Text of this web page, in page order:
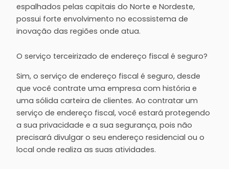
espalhados pelas capitais do Norte e Nordeste,
possui forte envolvimento no ecossistema de
inovação das regiões onde atua.
O serviço terceirizado de endereço fiscal é seguro?
Sim, o serviço de endereço fiscal é seguro, desde
que você contrate uma empresa com história e
uma sólida carteira de clientes. Ao contratar um
serviço de endereço fiscal, você estará protegendo
a sua privacidade e a sua segurança, pois não
precisará divulgar o seu endereço residencial ou o
local onde realiza as suas atividades.